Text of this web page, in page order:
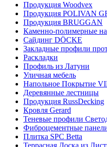
Продукция Woodvex
Продукция POLIVAN
Продукция BRUGGAN
Каменно-полимерные
Сайдинг DÖCKE
Закладные профили
Раскладки
Профиль из Латуни
Уличная мебель
Напольное Покрытие
Деревянные лестницы
Продукция RussDecking
Кровля Gerard
Теневые профили
Фиброцементные
Плитка SPC Betta
Террасная Доска из